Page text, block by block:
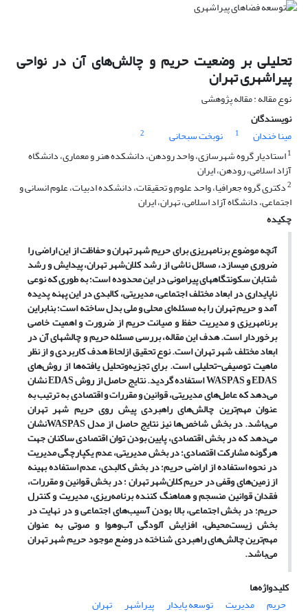
تحلیلی بر وضعیت حریم و چالش‌های آن در نواحی
پیراشهری تهران
نوع مقاله : مقاله پژوهشی
نویسندگان
مینا خندان
1 نوبخت سبحانی
2
1استادیار گروه شهرسازی، واحد رودهن، دانشکده هنر و معماری، دانشگاه
آزاد اسلامی، رودهن، ایران
2دکتری گروه جعرافیا، واحد علوم و تحقیقات، دانشکده ادبیات، علوم انسانی و
اجتماعی، دانشگاه آزاد اسلامی، تهران، ایران
چکیده
آنچه موضوع برنامه­ریزی برای حریم شهر تهران و حفاظت از این اراضی را
ضروری می­سازد، مسائل ناشی از رشد کلان‌شهر تهران، پیدایش و رشد
شتابان سکونتگاه­های پیرامونی در این محدوده است؛ به طوری که نوعی
ناپایداری در ابعاد مختلف اجتماعی، مدیریتی، کالبدی در این پهنه پدیده
آمد و حریم تهران را به مسئله‌ای محلی و ملی بدل ساخته است؛ بنابراین
برنامه­ریزی و مدیریت حفظ و صیانت حریم از ضرورت و اهمیت خاصی
برخوردار است. هدف این مقاله، بررسی مسئله حریم و چالش­های آن در
ابعاد مختلف شهر تهران است. نوع تحقیق ازلحاظ هدف کاربردی و از نظر
ماهیت توصیفی-تحلیلی است. برای تجزیه‌وتحلیل یافته‌ها از روش‌های
EDASوWASPASاستفاده گردید. نتایج حاصل از روشEDASنشان
می‌دهد که عامل‌هایمدیریتی، قوانین و مقررات و اقتصادی به ترتیب به
عنوان مهم‌ترین چالش‌های راهبردی پیش روی حریم شهر تهران
می‌باشد. در بخش شاخص‌ها نیز نتایج حاصل از مدلWASPASنشان
می‌دهد کهدر بخش اقتصادی،پایین بودن توان اقتصادی ساکنانجهت
هرگونه مشارکت اقتصادی؛ در بخش مدیریتی، عدم یکپارچگی مدیریت
در نحوه استفاده از اراضی حریم؛ در بخش کالبدی، عدم استفاده بهینه
از زمین‌های وقفی در حریم کلان‌شهر تهران ؛ در بخش قوانین و مقررات،
فقدان قوانین منسجم و هماهنگ کننده برنامه‌ریزی، مدیریت و کنترل
حریم؛ در بخش اجتماعی، بالا بودن آسیب‌های اجتماعی و در نهایت در
بخش زیست‌محیطی، افزایش آلودگی آب‌وهوا و صوتی به عنوان
مهم‌ترین چالش‌های راهبردی شناخته در وضع موجود حریم شهر تهران
می‌باشد.
کلیدواژه‌ها
حریم
مدیریت توسعه پایدار پیراشهر
تهران